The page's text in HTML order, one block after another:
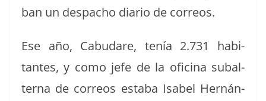
ban un despa­cho diario de correos.
Ese año, Cabu­dare, tenía 2.731 habi­
tantes, y como jefe de la ofic­i­na sub­al­
ter­na de corre­os esta­ba Isabel Hernán­